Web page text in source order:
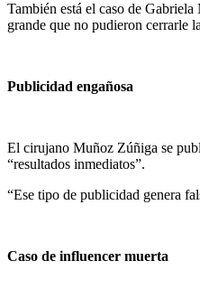
También está el caso de
grande que no pudieron cerrarle
Publicidad engañosa
El cirujano Muñoz Zúñiga se
“resultados inmediatos”.
“Ese tipo de publicidad genera
Caso de influencer muerta